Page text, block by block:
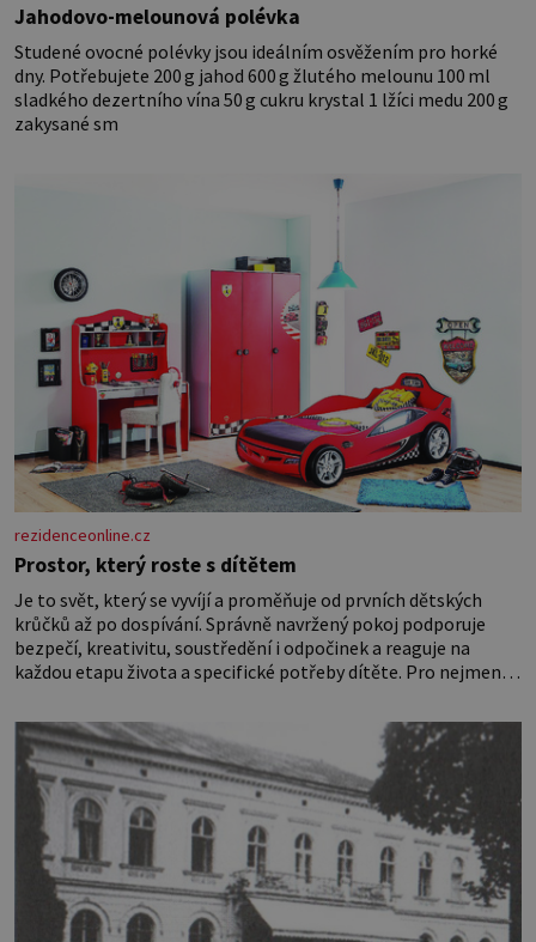
Jahodovo-melounová polévka
Studené ovocné polévky jsou ideálním osvěžením pro horké
dny. Potřebujete 200 g jahod 600 g žlutého melounu 100 ml
sladkého dezertního vína 50 g cukru krystal 1 lžíci medu 200 g
zakysané sm
rezidenceonline.cz
Prostor, který roste s dítětem
Je to svět, který se vyvíjí a proměňuje od prvních dětských
krůčků až po dospívání. Správně navržený pokoj podporuje
bezpečí, kreativitu, soustředění i odpočinek a reaguje na
každou etapu života a specifické potřeby dítěte. Pro nejmenší
miminka měl působit především klidně a útulně. Předškolní
věk je